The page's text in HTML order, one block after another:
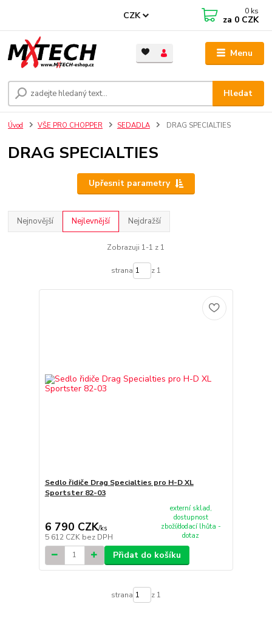
Menu
CZK
Hledat
0 ks
za 0 CZK
Úvod VŠE PRO CHOPPER SEDADLA DRAG SPECIALTIES
DRAG SPECIALTIES
Upřesnit parametry
Nejnovější Nejlevnější Nejdražší
Zobrazuji 1-1 z 1
strana z 1
Sedlo řidiče Drag Specialties pro H-D XL
Sportster 82-03
6 790 CZK/ks
5 612 CZK bez DPH
externí sklad,
dostupnost
zboží/dodací lhůta -
dotaz
Přidat do košíku
strana z 1